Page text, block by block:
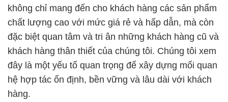
không chỉ mang đến cho khách hàng các sản phẩm
chất lượng cao với mức giá rẻ và hấp dẫn, mà còn
đặc biệt quan tâm và tri ân những khách hàng cũ và
khách hàng thân thiết của chúng tôi. Chúng tôi xem
đây là một yếu tố quan trọng để xây dựng mối quan
hệ hợp tác ổn định, bền vững và lâu dài với khách
hàng.